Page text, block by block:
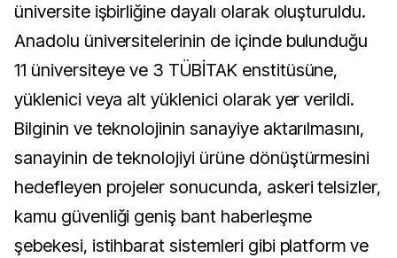
üniversite işbirliğine dayalı olarak oluşturuldu.
Anadolu üniversitelerinin de içinde bulunduğu
11 üniversiteye ve 3 TÜBİTAK enstitüsüne,
yüklenici veya alt yüklenici olarak yer verildi.
Bilginin ve teknolojinin sanayiye aktarılmasını,
sanayinin de teknolojiyi ürüne dönüştürmesini
hedefleyen projeler sonucunda, askeri telsizler,
kamu güvenliği geniş bant haberleşme
şebekesi, istihbarat sistemleri gibi platform ve